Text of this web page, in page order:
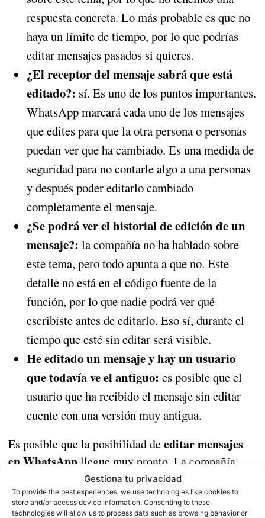
Gestiona tu privacidad
To provide the best experiences, we use technologies like cookies to
store and/or access device information. Consenting to these
technologies will allow us to process data such as browsing behavior or
respuesta concreta. Lo más probable es que no
haya un límite de tiempo, por lo que podrías
editar mensajes pasados si quieres.
¿El receptor del mensaje sabrá que está
editado?: sí. Es uno de los puntos importantes.
WhatsApp marcará cada uno de los mensajes
que edites para que la otra persona o personas
puedan ver que ha cambiado. Es una medida de
seguridad para no contarle algo a una personas
y después poder editarlo cambiado
completamente el mensaje.
¿Se podrá ver el historial de edición de un
mensaje?: la compañía no ha hablado sobre
este tema, pero todo apunta a que no. Este
detalle no está en el código fuente de la
función, por lo que nadie podrá ver qué
escribiste antes de editarlo. Eso sí, durante el
tiempo que esté sin editar será visible.
He editado un mensaje y hay un usuario
que todavía ve el antiguo: es posible que el
usuario que ha recibido el mensaje sin editar
cuente con una versión muy antigua.
Es posible que la posibilidad de editar mensajes
en WhatsAppllegue muy pronto. La compañía
lleva desarrollando la función varios meses y ya la
tiene casi lista para desembarcar en todo el globo.